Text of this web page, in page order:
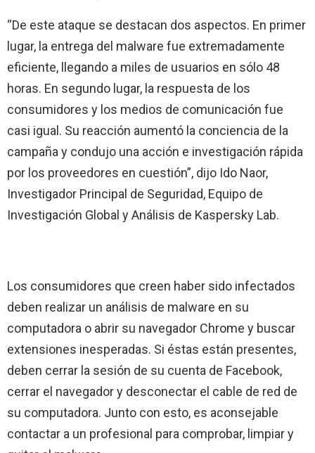
“De este ataque se destacan dos aspectos. En primer
lugar, la entrega del malware fue extremadamente
eficiente, llegando a miles de usuarios en sólo 48
horas. En segundo lugar, la respuesta de los
consumidores y los medios de comunicación fue
casi igual. Su reacción aumentó la conciencia de la
campaña y condujo una acción e investigación rápida
por los proveedores en cuestión”, dijo Ido Naor,
Investigador Principal de Seguridad, Equipo de
Investigación Global y Análisis de Kaspersky Lab.
Los consumidores que creen haber sido infectados
deben realizar un análisis de malware en su
computadora o abrir su navegador Chrome y buscar
extensiones inesperadas. Si éstas están presentes,
deben cerrar la sesión de su cuenta de Facebook,
cerrar el navegador y desconectar el cable de red de
su computadora. Junto con esto, es aconsejable
contactar a un profesional para comprobar, limpiar y